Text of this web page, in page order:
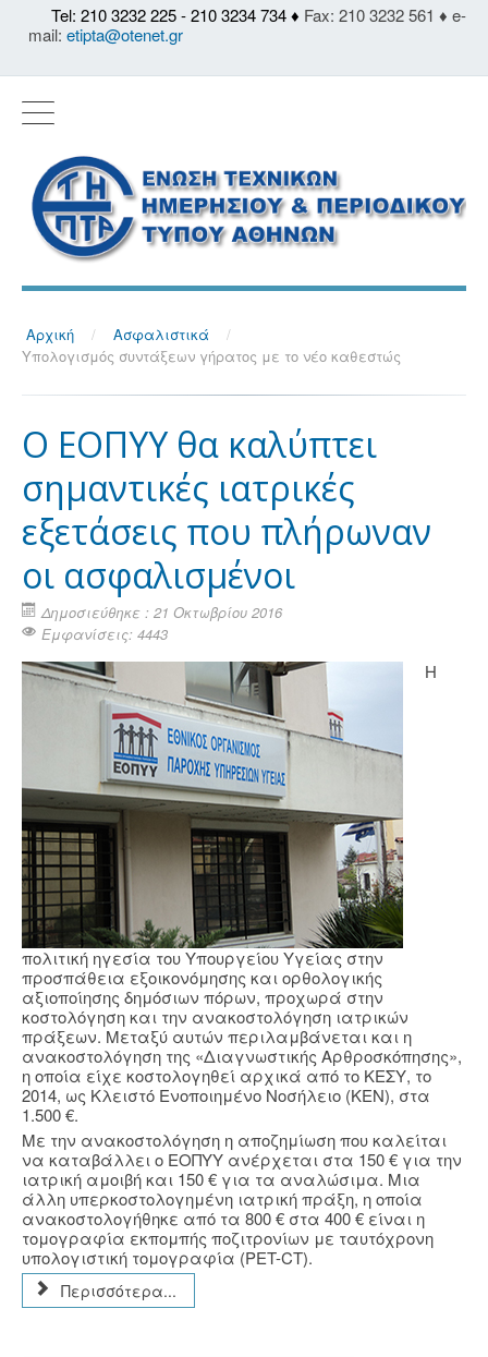
Tel: 210 3232 225 - 210 3234 734 ♦ Fax: 210 3232 561 ♦ e-
mail: etipta@otenet.gr
Αρχική / Ασφαλιστικά
/
Υπολογισμός συντάξεων γήρατος με το νέο καθεστώς
Ο ΕΟΠΥΥ θα καλύπτει
σημαντικές ιατρικές
εξετάσεις που πλήρωναν
οι ασφαλισμένοι
Δημοσιεύθηκε : 21 Οκτωβρίου 2016
Εμφανίσεις: 4443
Η
πολιτική ηγεσία του Υπουργείου Υγείας στην
προσπάθεια εξοικονόμησης και ορθολογικής
αξιοποίησης δημόσιων πόρων, προχωρά στην
κοστολόγηση και την ανακοστολόγηση ιατρικών
πράξεων. Μεταξύ αυτών περιλαμβάνεται και η
ανακοστολόγηση της «Διαγνωστικής Αρθροσκόπησης»,
η οποία είχε κοστολογηθεί αρχικά από το ΚΕΣΥ, το
2014, ως Κλειστό Ενοποιημένο Νοσήλειο (ΚΕΝ), στα
1.500 €.
Με την ανακοστολόγηση η αποζημίωση που καλείται
να καταβάλλει ο ΕΟΠΥΥ ανέρχεται στα 150 € για την
ιατρική αμοιβή και 150 € για τα αναλώσιμα. Μια
άλλη υπερκοστολογημένη ιατρική πράξη, η οποία
ανακοστολογήθηκε από τα 800 € στα 400 € είναι η
τομογραφία εκπομπής ποζιτρονίων με ταυτόχρονη
υπολογιστική τομογραφία (PET-CT).
Περισσότερα...